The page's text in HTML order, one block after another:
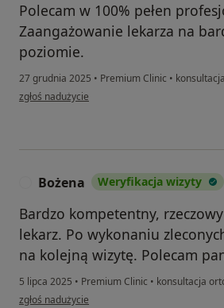
Polecam w 100% pełen
Zaangażowanie lekarza na
poziomie.
27 grudnia 2025 • Premium Clinic •
w opinii użytkownika Justyna
zgłoś nadużycie
Bożena Weryfikacja wizyty
Bardzo kompetentny,
lekarz. Po wykonaniu
na kolejną wizytę. Polecam
5 lipca 2025 • Premium Clinic • konsultacja
w opinii użytkownika Bożena
zgłoś nadużycie